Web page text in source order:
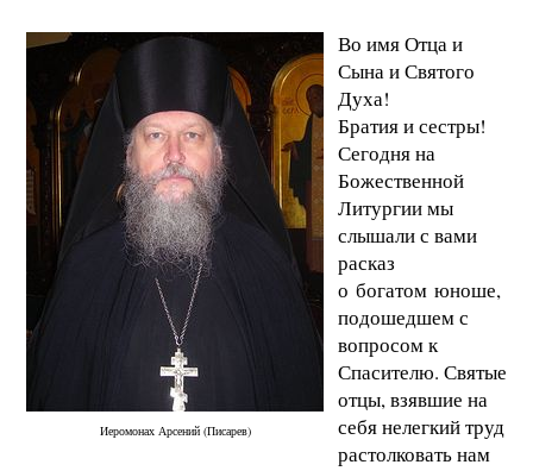
Иеромонах Арсений (Писарев)
Во имя Отца и
Сына и Святого
Духа!
Братия и сестры!
Сегодня на
Божественной
Литургии мы
слышали с вами
расказ
о богатом юноше,
подошедшем с
вопросом к
Спасителю. Святые
отцы, взявшие на
себя нелегкий труд
растолковать нам